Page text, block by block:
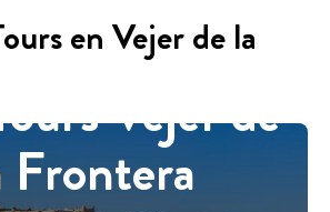
en Vejer de la
Vejer de
Frontera